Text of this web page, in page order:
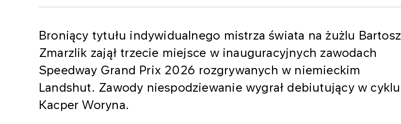
Broniący tytułu indywidualnego mistrza świata na żużlu Bartosz
Zmarzlik zajął trzecie miejsce w inauguracyjnych zawodach
Speedway Grand Prix 2026 rozgrywanych w niemieckim
Landshut. Zawody niespodziewanie wygrał debiutujący w cyklu
Kacper Woryna.